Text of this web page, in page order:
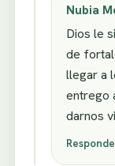
Nubia
Dios le
de
llegar a
entrego
darnos